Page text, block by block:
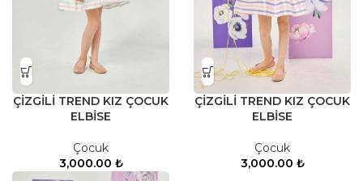
ÇİZGİLİ TREND KIZ ÇOCUK
ELBİSE
Çocuk
3,000.00 ₺
ÇİZGİLİ TREND KIZ ÇOCUK
ELBİSE
Çocuk
3,000.00 ₺